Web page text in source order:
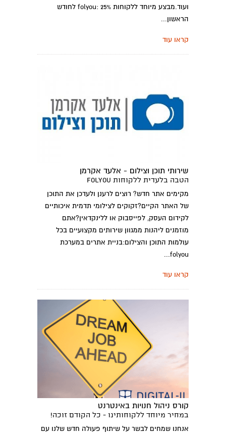
ועוד.מבצע מיוחד ללקוחות folyou: 25% לחודש
הראשון...
קראו עוד
שירותי תוכן וצילום - אלעד אקרמן
הטבה בלעדית ללקוחות folyou
מקימים אתר חדש? רוצים לרענן ולעדכן את התוכן
של האתר הקיים?זקוקים לצילומי תדמית איכותיים
לקידום העסק, לפייסבוק או ללינקדאין?אתם
מוזמנים ליהנות ממגוון שירותים מקצועיים בכל
עולמות התוכן והצילום:בניית אתרים במערכת
folyou...
קראו עוד
קורס ניהול חנויות באינטרנט
במחיר מיוחד ללקוחותינו - כל הקודם זוכה!
אנחנו שמחים לבשר על שיתוף פעולה חדש שלנו עם